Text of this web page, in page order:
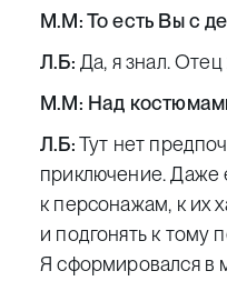
М.М: То есть Вы с
Л.Б: Да, я знал.
М.М: Над
Л.Б:Тут нет
приключение. Даже
к персонажам, к их
и подгонять к тому
Я сформировался в